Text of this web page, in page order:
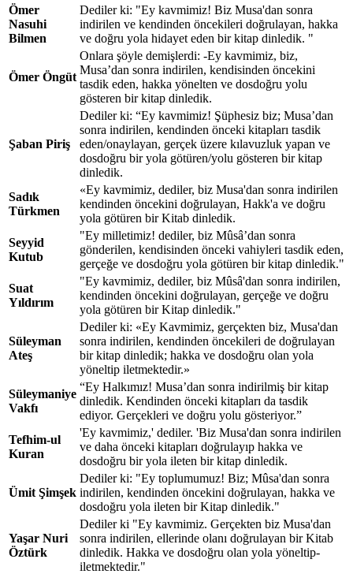
Ömer
Nasuhi
Bilmen
Dediler ki: "Ey kavmimiz! Biz Musa'dan sonra
indirilen ve kendinden öncekileri doğrulayan, hakka
ve doğru yola hidayet eden bir kitap dinledik. "
Ömer Öngüt
Onlara şöyle demişlerdi: -Ey kavmimiz, biz,
Musa’dan sonra indirilen, kendisinden öncekini
tasdik eden, hakka yönelten ve dosdoğru yolu
gösteren bir kitap dinledik.
Şaban Piriş
Dediler ki: “Ey kavmimiz! Şüphesiz biz; Musa’dan
sonra indirilen, kendinden önceki kitapları tasdik
eden/onaylayan, gerçek üzere kılavuzluk yapan ve
dosdoğru bir yola götüren/yolu gösteren bir kitap
dinledik.
Sadık
Türkmen
«Ey kavmimiz, dediler, biz Musa'dan sonra indirilen
kendinden öncekini doğrulayan, Hakk'a ve doğru
yola götüren bir Kitab dinledik.
Seyyid
Kutub
"Ey milletimiz! dediler, biz Mûsâ’dan sonra
gönderilen, kendisinden önceki vahiyleri tasdik eden,
gerçeğe ve dosdoğru yola götüren bir kitap dinledik."
Suat
Yıldırım
"Ey kavmimiz, dediler, biz Mûsâ'dan sonra indirilen,
kendinden öncekini doğrulayan, gerçeğe ve doğru
yola götüren bir Kitap dinledik."
Süleyman
Ateş
Dediler ki: «Ey Kavmimiz, gerçekten biz, Musa'dan
sonra indirilen, kendinden öncekileri de doğrulayan
bir kitap dinledik; hakka ve dosdoğru olan yola
yöneltip iletmektedir.»
Süleymaniye
Vakfı
“Ey Halkımız! Musa’dan sonra indirilmiş bir kitap
dinledik. Kendinden önceki kitapları da tasdik
ediyor. Gerçekleri ve doğru yolu gösteriyor.”
Tefhim-ul
Kuran
'Ey kavmimiz,' dediler. 'Biz Musa'dan sonra indirilen
ve daha önceki kitapları doğrulayıp hakka ve
dosdoğru bir yola ileten bir kitap dinledik.
Ümit Şimşek
Dediler ki: "Ey toplumumuz! Biz; Mûsa'dan sonra
indirilen, kendinden öncekini doğrulayan, hakka ve
dosdoğru yola ileten bir Kitap dinledik."
Yaşar Nuri
Öztürk
Dediler ki "Ey kavmimiz. Gerçekten biz Musa'dan
sonra indirilen, ellerinde olanı doğrulayan bir Kitab
dinledik. Hakka ve dosdoğru olan yola yöneltip-
iletmektedir."